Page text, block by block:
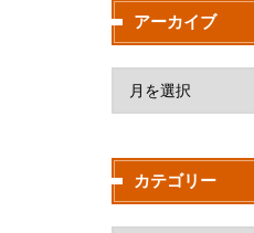
アーカイブ
カテゴリー